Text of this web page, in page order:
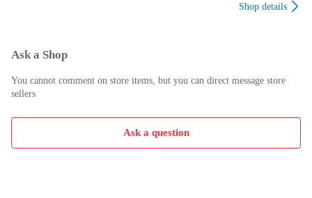
語  #英検 #バイリンガル    #トライリンガル   #音声ブック #寝
ン　#知育育児　#メルカリ　#文法 　#TOEIC　#IELTS
#Murphy #マイヤペン #音声ペン #Liao130　#Liaoリスト
#FirstLittleReaders　#Usborne　#DWE　#Disney　#ディズニ
開封  #英語育児　 #音声ブック #寝かしつけ絵本 #ベストセラ
ー　#BrainQuest　#ブレインクエスト　#フラッシュカード
解力 語彙力 おうち英
Shop details
Ask a Shop
You cannot comment on store items, but you can direct message store
sellers
Ask a question